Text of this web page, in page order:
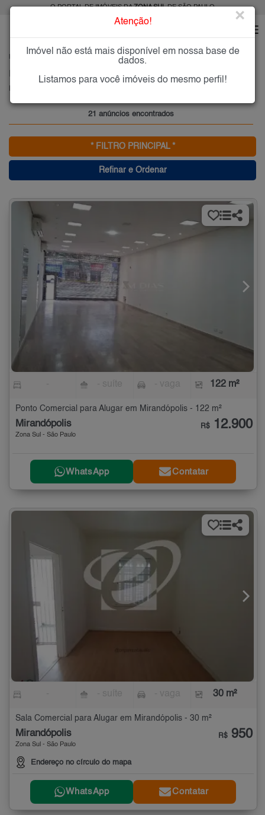
O PORTAL DE IMÓVEIS DAZONA SULDE SÃO PAULO
MIRANDÓPOLIS
Imóveis para Alugar em Mirandópolis, Zona Sul de São Paulo, SP
21 anúncios encontrados
* FILTRO PRINCIPAL *
Refinar e Ordenar
122 m²
Ponto Comercial para Alugar em Mirandópolis - 122 m²
Mirandópolis
Zona Sul - São Paulo
R$ 12.900
WhatsApp Contatar
30 m²
Sala Comercial para Alugar em Mirandópolis - 30 m²
Mirandópolis
Zona Sul - São Paulo
Endereço no círculo do mapa
R$ 950
WhatsApp Contatar
Atenção! ×
Imóvel não está mais disponível em nossa base de
dados.
Listamos para você imóveis do mesmo perfil!